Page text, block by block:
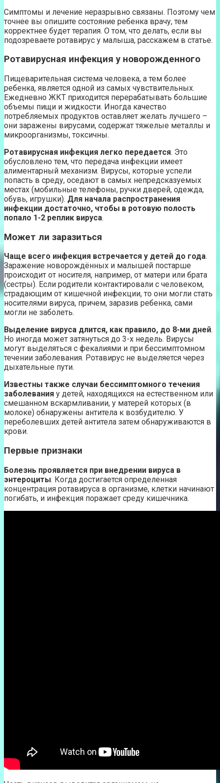
Симптомы и лечение неразрывно связаны. Поэтому чем
точнее вы опишите состояние ребенка врачу, тем
корректнее будет терапия. О том, что делать, если вы
подозреваете ротавирус у малыша, расскажем в статье.
Ротавирусная инфекция у новорожденного
Пищеварительная система человека, а тем более
ребенка, является одной из самых чувствительных.
Ежедневно ЖКТ приходится перерабатывать большие
объемы пищи и жидкости. Иногда качество
потребляемых продуктов оставляет желать лучшего –
они заражены вирусами, содержат тяжелые металлы и
микроорганизмы, токсичны.
Ротавирусная инфекция легко передается. Это
обусловлено тем, что передача инфекции имеет
алиментарный механизм. Вирусы, которые успели
попасть в среду, оседают в самых непредсказуемых
местах (мобильные телефоны, ручки дверей, одежда,
обувь, игрушки). Для начала распространения
инфекции достаточно, чтобы в ротовую полость
попало 1-2 реплик вируса.
Может ли заразиться
Чаще всего инфекция встречается у детей до года.
Заражение новорождённых и малышей постарше
происходит от носителя, например, от матери или брата
(сестры). Если родители контактировали с человеком,
страдающим от кишечной инфекции, то они могли стать
носителями вируса, причем, заразив ребенка, сами
могли не заболеть.
Выделение вируса длится, как правило, до 8-ми дней.
Но иногда может затянуться до 3-х недель. Вирусы
могут выделяться с фекалиями и при бессимптомном
течении заболевания. Ротавирус не выделяется через
дыхательные пути.
Известны также случаи бессимптомного течения
заболевания у детей, находящихся на естественном или
смешанном вскармливании, у матерей которых (в
молоке) обнаружены антитела к возбудителю. У
переболевших детей антитела затем обнаруживаются в
крови.
Первые признаки
Болезнь проявляется при внедрении вируса в
энтероциты. Когда достигается определенная
концентрация ротавируса в организме, клетки начинают
погибать, и инфекция поражает среду кишечника.